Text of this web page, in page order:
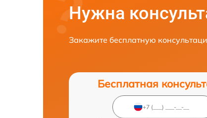
Нужна
Закажите бесплатную
Бесплатная